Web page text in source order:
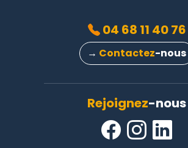
Rejoignez-nous
04 68 11 40 76
→ Contactez-nous